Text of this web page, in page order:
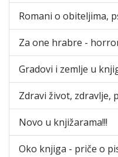
Romani o obiteljima,
Za one hrabre -
Gradovi i zemlje u
Zdravi život, zdravlje,
Novo u knjižarama!!!
Oko knjiga - priče o